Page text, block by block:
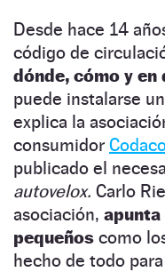
Desde hace 14
código de
dónde, cómo y
puede instalarse
explica la
consumidor
publicado el
autovelox. Carlo
asociación,
pequeños como
hecho de todo